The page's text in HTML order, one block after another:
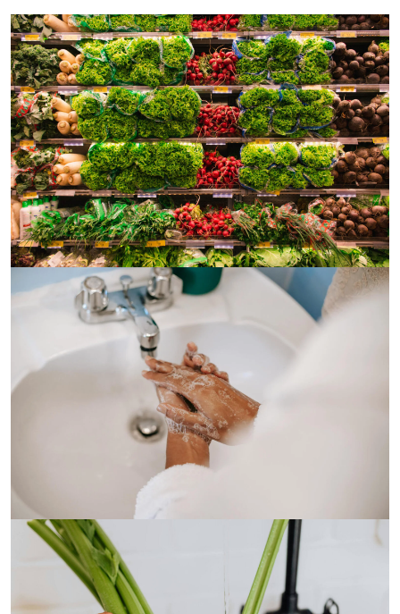
Strona główna
O wątrobie
Styl życia profilaktyka
Choroby wątroby
Leczenie
Sprawdź wątrobę
Porady specjalistów